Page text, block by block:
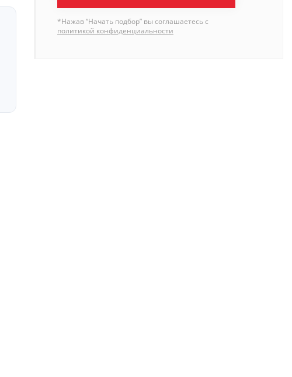
*Нажав “Начать подбор” вы соглашаетесь с
политикой конфиденциальности